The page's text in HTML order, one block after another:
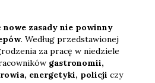
nowe zasady nie powinny
. Według przedstawionej
za pracę w niedziele
gastronomii,
energetyki, policji czy